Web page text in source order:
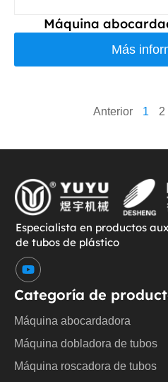
Máquina
Más
Anterior 1 2
Especialista en productos
de tubos de plástico
Y
o
t
u
b
e
Categoría de
Máquina abocardadora
Máquina dobladora de tubos
Máquina roscadora de tubos